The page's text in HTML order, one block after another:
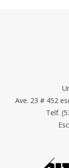
Ave. 23 # 452
Telf.